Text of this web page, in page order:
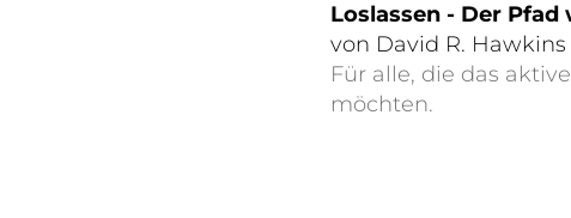
Loslassen - Der
von David R. Hawkins
Für alle, die das
möchten.